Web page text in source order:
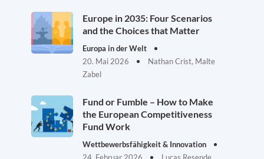
Europe in 2035: Four Scenarios
and the Choices that Matter
Europa in der Welt
20. Mai 2026
Nathan Crist, Malte
Zabel
Fund or Fumble – How to Make
the European Competitiveness
Fund Work
Wettbewerbsfähigkeit & Innovation
24. Februar 2026
Lucas Resende